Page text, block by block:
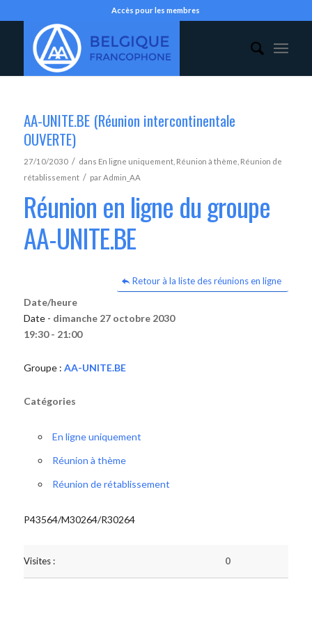
Accès pour les membres
AA-UNITE.BE (Réunion intercontinentale
OUVERTE)
27/10/2030 / dans En ligne uniquement, Réunion à thème Réunion de
rétablissement / parAdmin_AA
Réunion en ligne du groupe
AA-UNITE.BE
Retour à la liste des réunions en ligne
Date/heure
Date - dimanche 27 octobre 2030
19:30 - 21:00
Groupe : AA-UNITE.BE
Catégories
En ligne uniquement
Réunion à thème
Réunion de rétablissement
P43564/M30264/R30264
Visites : 0